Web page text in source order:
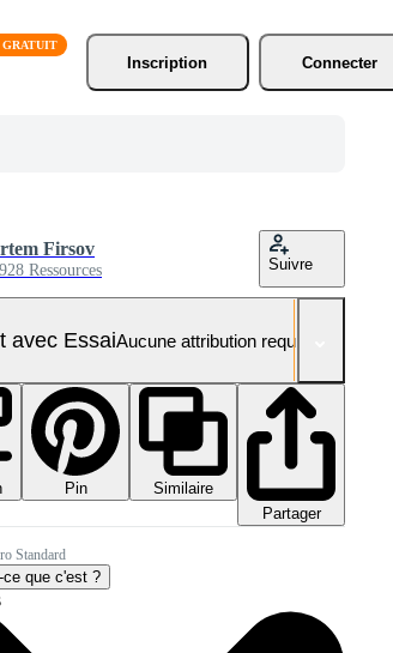
Inscription
Connecter
Firsov
Ressources Suivre
avec EssaiAucune attribution requise
Pin
Similaire
Partager
Standard
ce que c'est ?